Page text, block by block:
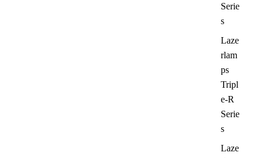
Serie
s
Laze
rlam
ps
Tripl
e-R
Serie
s
Laze